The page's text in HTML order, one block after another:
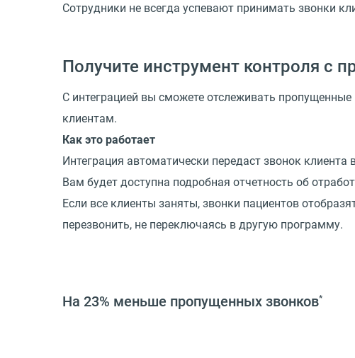
Сотрудники не всегда успевают принимать звонки
Получите инструмент контроля с
С интеграцией вы сможете отслеживать
клиентам.
Как это работает
Интеграция автоматически передаст звонок
Вам будет доступна подробная отчетность об
Если все клиенты заняты, звонки пациентов
перезвонить, не переключаясь в другую программу.
На 23% меньше пропущенных звонков*